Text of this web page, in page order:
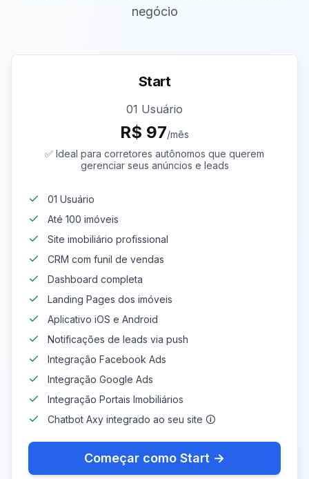
negócio
Start
01 Usuário
R$ 97/mês
✅ Ideal para corretores autônomos que querem
gerenciar seus anúncios e leads
01 Usuário
Até 100 imóveis
Site imobiliário profissional
CRM com funil de vendas
Dashboard completa
Landing Pages dos imóveis
Aplicativo iOS e Android
Notificações de leads via push
Integração Facebook Ads
Integração Google Ads
Integração Portais Imobiliários
Chatbot Axy integrado ao seu site 🛈
Começar como Start →